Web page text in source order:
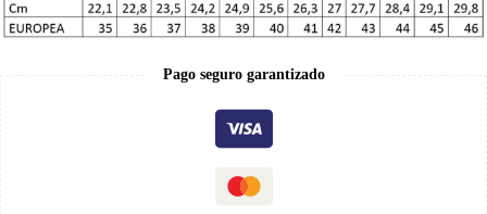
Pago seguro garantizado